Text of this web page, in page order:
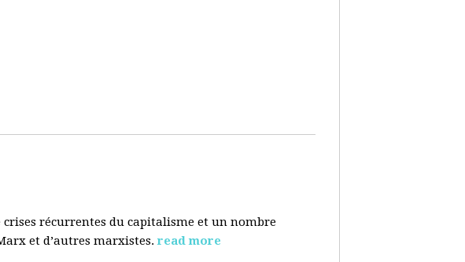
crises récurrentes du capitalisme et un nombre
et d’autres marxistes. read more